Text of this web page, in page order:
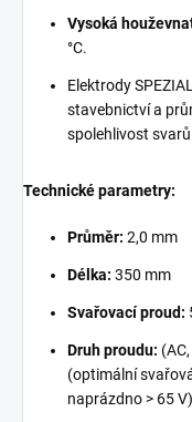
Vysoká
°C.
Elektrody
stavebnictví a
spolehlivost
Technické parametry:
Průměr: 2,0 mm
Délka: 350 mm
Svařovací proud:
Druh proudu:
(optimální
naprázdno > 65 V)